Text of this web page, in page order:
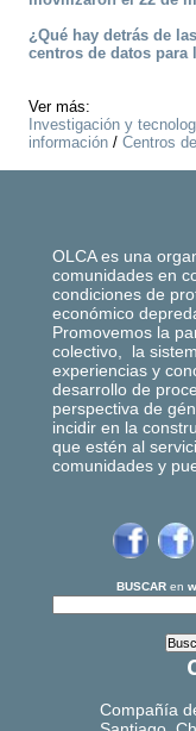
¿Qué hay detrás de
centros de datos para
Ver más:
Investigación y
información / Centros
OLCA es una
comunidades en
condiciones de
económico
Promovemos la
colectivo, la
experiencias y
desarrollo de
perspectiva de
incidir en la
que estén al
comunidades y
BUSCAR en
Compañía